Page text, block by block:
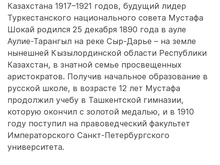
Казахстана 1917–1921 годов, будущий лидер
Туркестанского национального совета Мустафа
Шокай родился 25 декаб­ря 1890 года в ауле
Аулие-Тарангыл на реке Сыр-Дарье – на земле
нынешней Кызылординской области Республики
Казахстан, в знатной семье просвещенных
аристократов. Получив начальное образование в
русской школе, в возрасте 12 лет Мустафа
продолжил учебу в Ташкентской гимназии,
которую окончил с золотой медалью, и в 1910
году поступил на правоведческий факультет
Императорского Санкт-Петербургского
университета.